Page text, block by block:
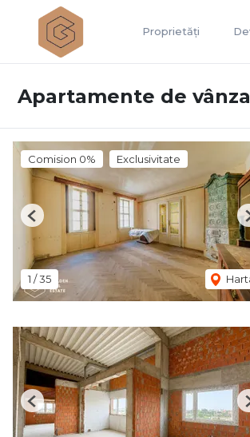
Proprietăți
Apartamente de
Comision 0% Exclusivitate
1 /35
Previous
Previous